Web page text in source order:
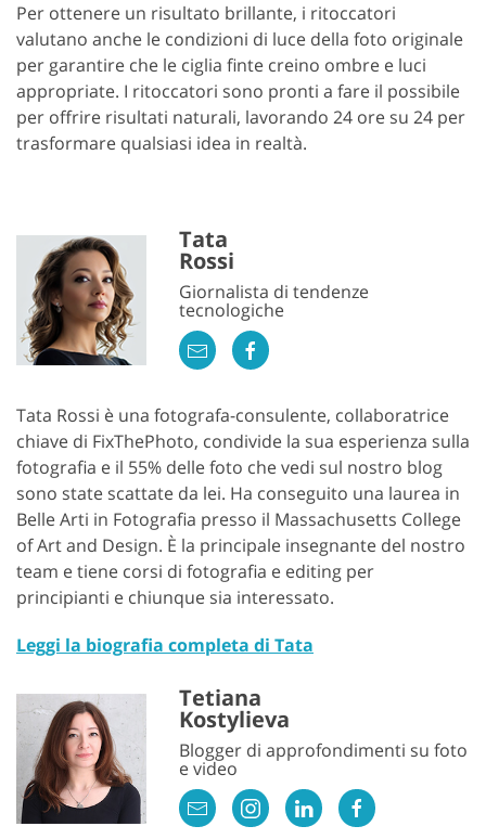
Per ottenere un risultato brillante, i ritoccatori
valutano anche le condizioni di luce della foto originale
per garantire che le ciglia finte creino ombre e luci
appropriate. I ritoccatori sono pronti a fare il possibile
per offrire risultati naturali, lavorando 24 ore su 24 per
trasformare qualsiasi idea in realtà.
Tata
Rossi
Giornalista di tendenze
tecnologiche
Tata Rossi è una fotografa-consulente, collaboratrice
chiave di FixThePhoto, condivide la sua esperienza sulla
fotografia e il 55% delle foto che vedi sul nostro blog
sono state scattate da lei. Ha conseguito una laurea in
Belle Arti in Fotografia presso il Massachusetts College
of Art and Design. È la principale insegnante del nostro
team e tiene corsi di fotografia e editing per
principianti e chiunque sia interessato.
Leggi la biografia completa di Tata
Tetiana
Kostylieva
Blogger di approfondimenti su foto
e video